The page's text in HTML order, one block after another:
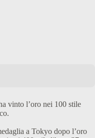
vinto l’oro nei 100 stile
a Tokyo dopo l’oro